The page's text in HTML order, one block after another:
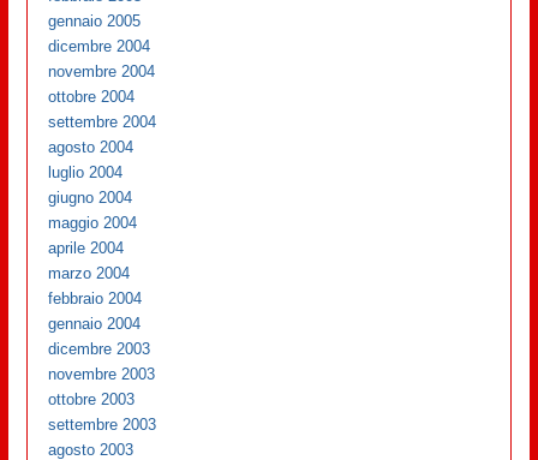
gennaio 2005
dicembre 2004
novembre 2004
ottobre 2004
settembre 2004
agosto 2004
luglio 2004
giugno 2004
maggio 2004
aprile 2004
marzo 2004
febbraio 2004
gennaio 2004
dicembre 2003
novembre 2003
ottobre 2003
settembre 2003
agosto 2003